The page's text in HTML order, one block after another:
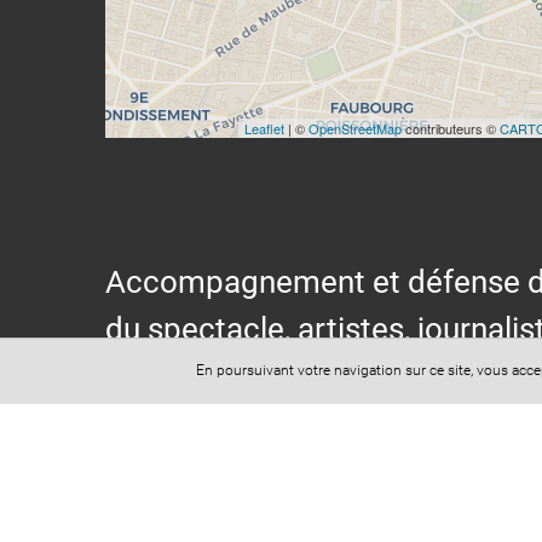
Leaflet| ©OpenStreetMapcontributeurs ©
Accompagnement et défense
du spectacle, artistes,
Comités d'entreprise, CSE,
En poursuivant votre navigation sur ce site, vous